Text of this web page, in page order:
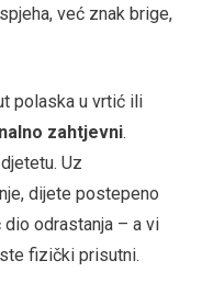
već znak brige,
polaska u vrtić ili
zahtjevni.
Uz
dijete postepeno
dio odrastanja – a vi
fizički prisutni.